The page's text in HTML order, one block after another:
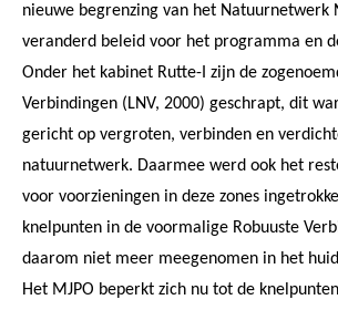
nieuwe begrenzing van het Natuurnetwerk
veranderd beleid voor het programma en
Onder het kabinet Rutte-I zijn de
Verbindingen (LNV, 2000) geschrapt, dit
gericht op vergroten, verbinden en
natuurnetwerk. Daarmee werd ook het
voor voorzieningen in deze zones
knelpunten in de voormalige Robuuste
daarom niet meer meegenomen in het
Het MJPO beperkt zich nu tot de